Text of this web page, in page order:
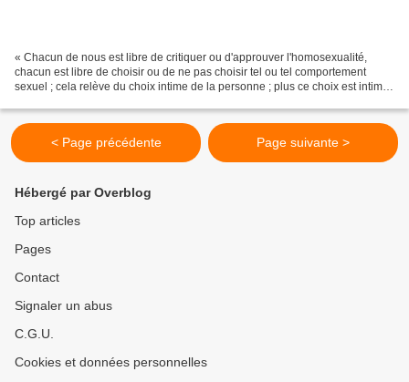
« Chacun de nous est libre de critiquer ou d'approuver l'homosexualité,
chacun est libre de choisir ou de ne pas choisir tel ou tel comportement
sexuel ; cela relève du choix intime de la personne ; plus ce choix est intime,
< Page précédente Page suivante >
Hébergé par Overblog
Top articles
Pages
Contact
Signaler un abus
C.G.U.
Cookies et données personnelles